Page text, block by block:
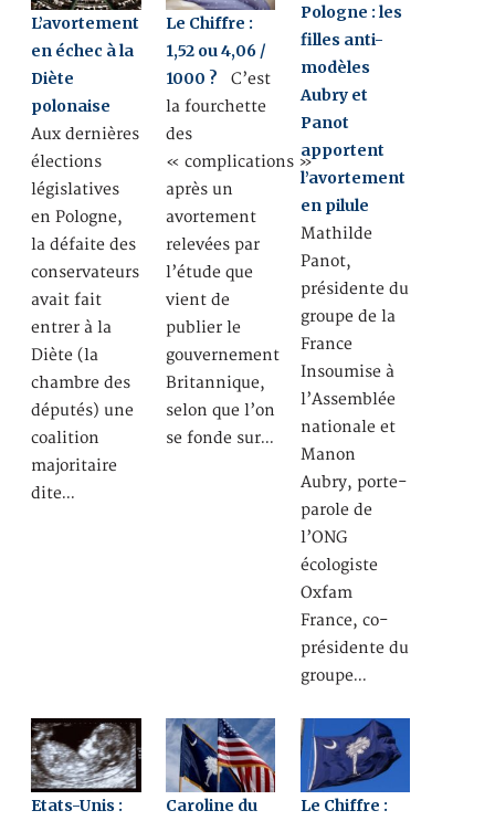
L’avortement
en échec à la
Diète
polonaise
Aux dernières
élections
législatives
en Pologne,
la défaite des
conservateurs
avait fait
entrer à la
Diète (la
chambre des
députés) une
coalition
majoritaire
dite…
Le Chiffre :
1,52 ou 4,06 /
1000 ? C’est
la fourchette
des
« complications »
après un
avortement
relevées par
l’étude que
vient de
publier le
gouvernement
Britannique,
selon que l’on
se fonde sur…
Pologne : les
filles anti-
modèles
Aubry et
Panot
apportent
l’avortement
en pilule
Mathilde
Panot,
présidente du
groupe de la
France
Insoumise à
l’Assemblée
nationale et
Manon
Aubry, porte-
parole de
l’ONG
écologiste
Oxfam
France, co-
présidente du
groupe…
Etats-Unis :
Caroline du
Le Chiffre :